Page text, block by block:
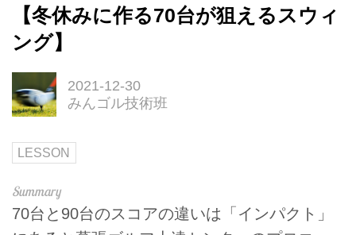
【冬休みに作る70台が狙えるスウィ
ング】
2021-12-30
みんゴル技術班
LESSON
70台と90台のスコアの違いは「インパクト」